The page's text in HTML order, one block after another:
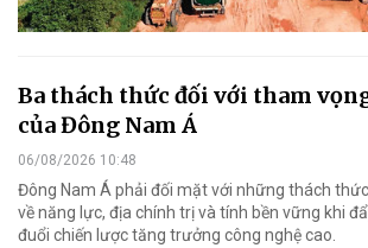
Ba thách thức đối với tham
của Đông Nam Á
06/08/2026 10:48
Đông Nam Á phải đối mặt với những thách
về năng lực, địa chính trị và tính bền vững khi
đuổi chiến lược tăng trưởng công nghệ cao.